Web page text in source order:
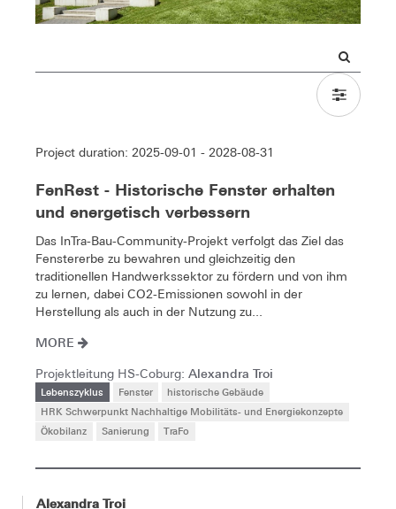
Project duration: 2025-09-01 - 2028-08-31
FenRest - Historische Fenster erhalten
und energetisch verbessern
Das InTra-Bau-Community-Projekt verfolgt das Ziel das
Fenstererbe zu bewahren und gleichzeitig den
traditionellen Handwerkssektor zu fördern und von ihm
zu lernen, dabei CO2-Emissionen sowohl in der
Herstellung als auch in der Nutzung zu...
MORE
Projektleitung HS-Coburg: Alexandra Troi
Lebenszyklus Fenster
historische Gebäude
HRK Schwerpunkt Nachhaltige Mobilitäts- und Energiekonzepte
Ökobilanz
Sanierung TraFo
Alexandra Troi